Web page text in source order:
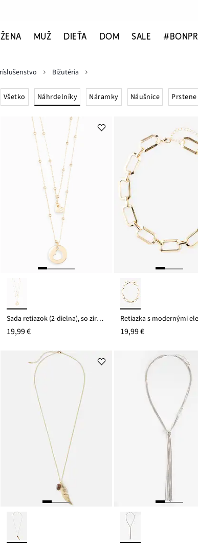
ŽENA MUŽ DIEŤA DOM SALE
Bižutéria
Všetko Náhrdelníky Náramky Náušnice Prstene
Sada retiazok (2-dielna), so zirkóniom
19,99 € 19,99 €